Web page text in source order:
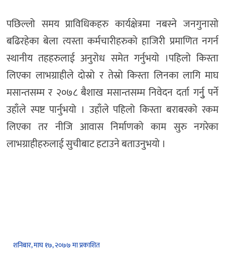
पछिल्लो समय प्राविधिकहरु कार्यक्षेत्रमा नबस्ने जनगुनासो
बढिरहेका बेला त्यस्ता कर्मचारीहरुको हाजिरी प्रमाणित नगर्न
स्थानीय तहहरुलाई अनुरोध समेत गर्नुभयो ।पहिलो किस्ता
लिएका लाभग्राहीले दोस्रो र तेस्रो किस्ता लिनका लागि माघ
मसान्तसम्म र २०७८ बैशाख मसान्तसम्म निवेदन दर्ता गर्नुु पर्ने
उहाँले स्पष्ट पार्नुभयो । उहाँले पहिलो किस्ता बराबरको रकम
लिएका तर नीजि आवास निर्माणको काम सुरु नगरेका
लाभग्राहीहरुलाई सुचीबाट हटाउने बताउनुभयो ।
शनिबार, माघ १७, २०७७ मा प्रकाशित